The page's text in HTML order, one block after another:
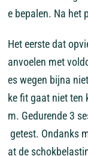
e bepalen. Na het
Het eerste dat
anvoelen met
es wegen bijna
ke fit gaat niet ten
m. Gedurende 3
getest. Ondanks
at de